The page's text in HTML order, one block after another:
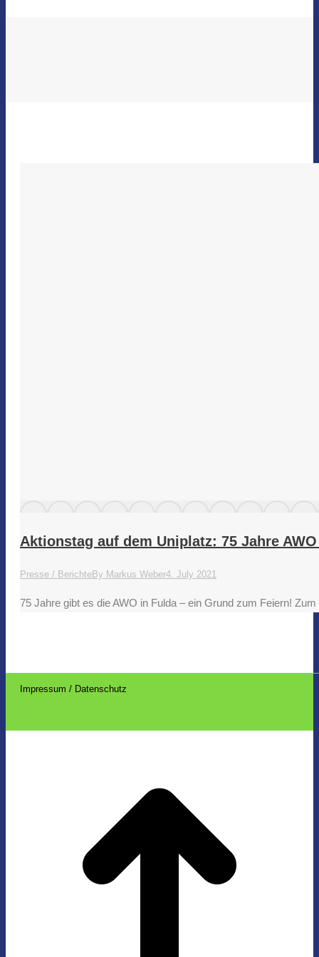
Aktionstag auf dem Uniplatz: 75 Jahre
Presse / BerichteBy Markus Weber4. July 2021
75 Jahre gibt es die AWO in Fulda – ein Grund zum Feiern!
Impressum / Datenschutz